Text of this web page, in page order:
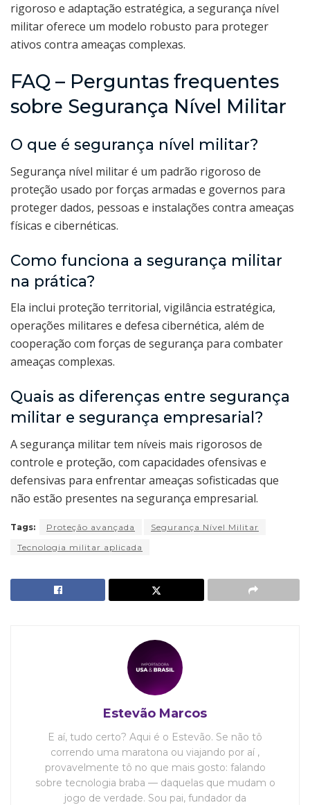
rigoroso e adaptação estratégica, a segurança nível
militar oferece um modelo robusto para proteger
ativos contra ameaças complexas.
FAQ – Perguntas frequentes
sobre Segurança Nível Militar
O que é segurança nível militar?
Segurança nível militar é um padrão rigoroso de
proteção usado por forças armadas e governos para
proteger dados, pessoas e instalações contra ameaças
físicas e cibernéticas.
Como funciona a segurança militar
na prática?
Ela inclui proteção territorial, vigilância estratégica,
operações militares e defesa cibernética, além de
cooperação com forças de segurança para combater
ameaças complexas.
Quais as diferenças entre segurança
militar e segurança empresarial?
A segurança militar tem níveis mais rigorosos de
controle e proteção, com capacidades ofensivas e
defensivas para enfrentar ameaças sofisticadas que
não estão presentes na segurança empresarial.
Tags: Proteção avançada
Segurança Nível Militar
Tecnologia militar aplicada
Estevão Marcos
E aí, tudo certo? Aqui é o Estevão. Se não tô
correndo uma maratona ou viajando por aí ,
provavelmente tô no que mais gosto: falando
sobre tecnologia braba — daquelas que mudam o
jogo de verdade. Sou pai, fundador da